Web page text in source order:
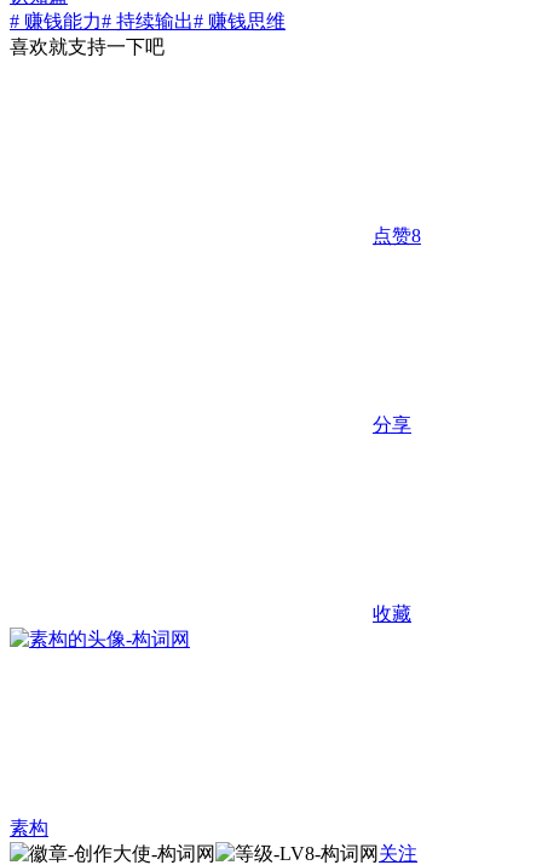
# 赚钱能力# 持续输出# 赚钱思维
喜欢就支持一下吧
点赞8
分享
收藏
素构
关注